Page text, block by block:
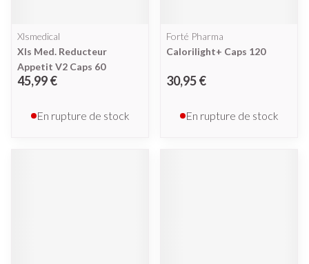
Xlsmedical
Xls Med. Reducteur
Appetit V2 Caps 60
45,99 €
En rupture de stock
Forté Pharma
Calorilight+ Caps 120
30,95 €
En rupture de stock